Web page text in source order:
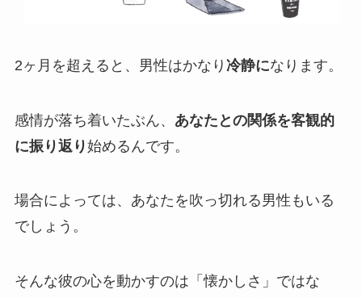
2ヶ月を超えると、男性はかなり 冷静になります。
感情が落ち着いたぶん、 あなたとの関係を客観的
に振り返り始めるんです。
場合によっては、あなたを吹っ切れる男性もいる
でしょう。
そんな彼の心を動かすのは「懐かしさ」ではな